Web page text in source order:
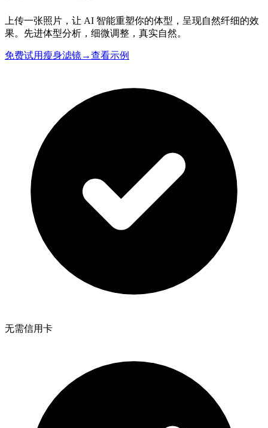
上传一张照片，让 AI 智能重塑你的体型，呈现自然纤细的效
果。先进体型分析，细微调整，真实自然。
免费试用瘦身滤镜→查看示例
无需信用卡